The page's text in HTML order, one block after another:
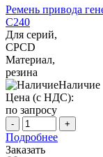
Ремень привода
C240
Для серий,
CPCD
Материал,
резина
Наличие
Цена (с НДС):
по запросу
- +
Подробнее
Заказать